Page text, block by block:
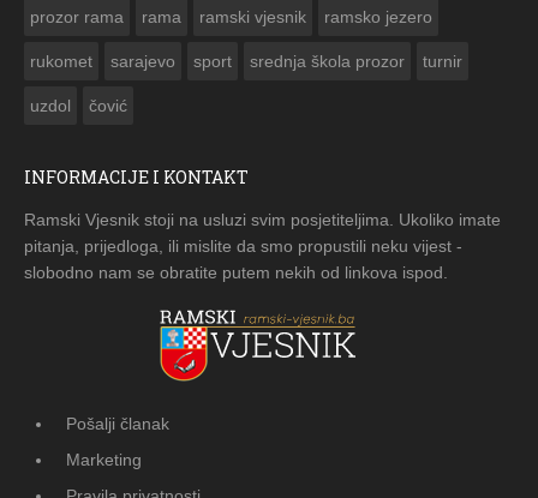
prozor rama rama ramski vjesnik ramsko jezero
rukomet sarajevo sport srednja škola prozor turnir
uzdol čović
INFORMACIJE I KONTAKT
Ramski Vjesnik stoji na usluzi svim posjetiteljima. Ukoliko imate
pitanja, prijedloga, ili mislite da smo propustili neku vijest -
slobodno nam se obratite putem nekih od linkova ispod.
Pošalji članak
Marketing